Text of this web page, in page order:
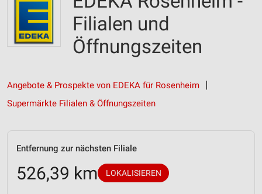
Filialen und
Öffnungszeiten
Angebote & Prospekte von EDEKA für Rosenheim
Supermärkte Filialen & Öffnungszeiten
Entfernung zur nächsten Filiale
526,39 km LOKALISIEREN